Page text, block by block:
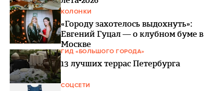
КОЛОНКИ
«Городу захотелось выдохнуть»:
Евгений Гуцал — о клубном буме в
Москве
ГИД «БОЛЬШОГО ГОРОДА»
13 лучших террас Петербурга
СОЦСЕТИ